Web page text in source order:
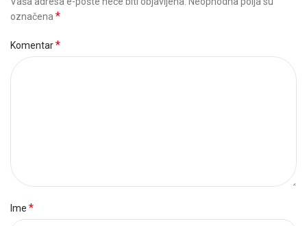
označena *
Komentar*
Ime *